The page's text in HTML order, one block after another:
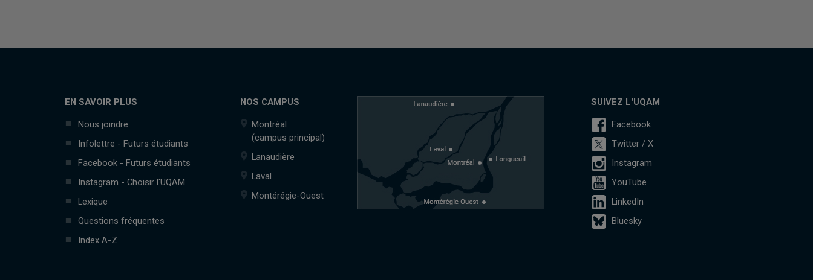
EN SAVOIR PLUS
Nous joindre
Infolettre - Futurs étudiants
Facebook - Futurs étudiants
Instagram - Choisir l'UQAM
Lexique
Questions fréquentes
Index A-Z
NOS CAMPUS
Montréal
(campus principal)
Lanaudière
Laval
Montérégie-Ouest
SUIVEZ L'UQAM
Facebook
Twitter / X
Instagram
YouTube
LinkedIn
Bluesky